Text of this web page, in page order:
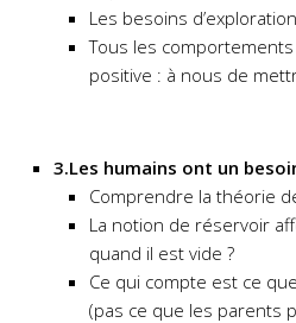
Les besoins
Tous les
positive : à nous de
3.Les humains ont un
Comprendre la théorie
La notion de réservoir
quand il est vide ?
Ce qui compte est ce
(pas ce que les parents